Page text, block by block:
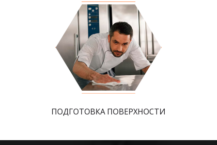
ПОДГОТОВКА ПОВЕРХНОСТИ